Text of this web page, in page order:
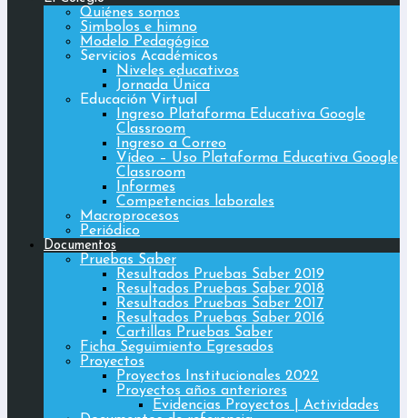
Quiénes somos
Simbolos e himno
Modelo Pedagógico
Servicios Académicos
Niveles educativos
Jornada Única
Educación Virtual
Ingreso Plataforma Educativa Google
Classroom
Ingreso a Correo
Vídeo – Uso Plataforma Educativa Google
Classroom
Informes
Competencias laborales
Macroprocesos
Periódico
Documentos
Pruebas Saber
Resultados Pruebas Saber 2019
Resultados Pruebas Saber 2018
Resultados Pruebas Saber 2017
Resultados Pruebas Saber 2016
Cartillas Pruebas Saber
Ficha Seguimiento Egresados
Proyectos
Proyectos Institucionales 2022
Proyectos años anteriores
Evidencias Proyectos | Actividades